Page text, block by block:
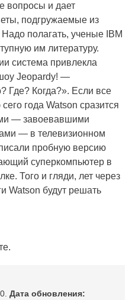
вопросы и дает
подгружаемые из
полагать, ученые IBM
им литературу.
система привлекла
Jeopardy! —
Где? Когда?». Если все
года Watson сразится
— завоевавшими
— в телевизионном
пробную версию
суперкомпьютер в
. Того и гляди, лет через
Watson будут решать
Дата обновления: